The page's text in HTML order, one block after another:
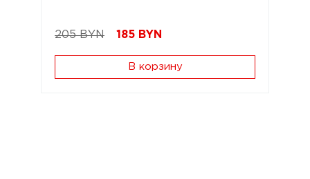
205 BYN 185 BYN
В корзину